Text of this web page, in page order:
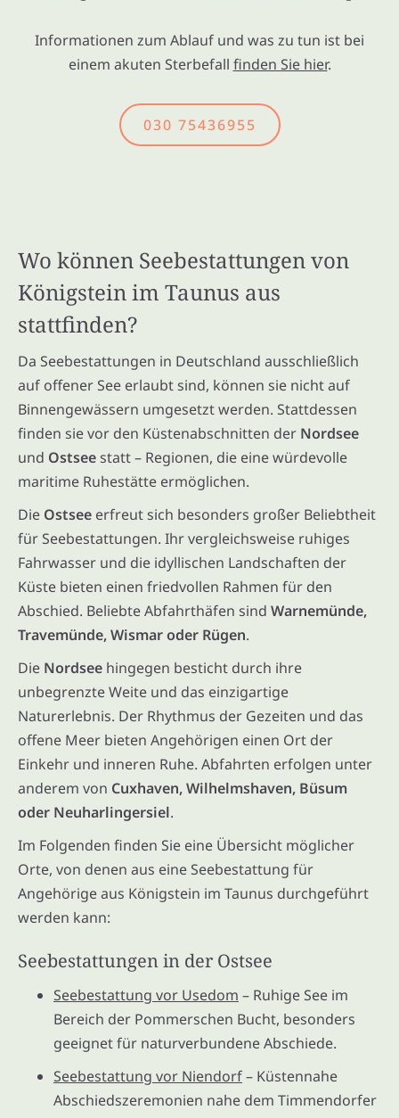
Informationen zum Ablauf und was zu tun ist bei
einem akuten Sterbefall finden Sie hier.
030 75436955
Wo können Seebestattungen von
Königstein im Taunus aus
stattfinden?
Da Seebestattungen in Deutschland ausschließlich
auf offener See erlaubt sind, können sie nicht auf
Binnengewässern umgesetzt werden. Stattdessen
finden sie vor den Küstenabschnitten der Nordsee
und Ostseestatt – Regionen, die eine würdevolle
maritime Ruhestätte ermöglichen.
Die Ostsee erfreut sich besonders großer Beliebtheit
für Seebestattungen. Ihr vergleichsweise ruhiges
Fahrwasser und die idyllischen Landschaften der
Küste bieten einen friedvollen Rahmen für den
Abschied. Beliebte Abfahrthäfen sind Warnemünde,
Travemünde, Wismar oder Rügen.
Die Nordsee hingegen besticht durch ihre
unbegrenzte Weite und das einzigartige
Naturerlebnis. Der Rhythmus der Gezeiten und das
offene Meer bieten Angehörigen einen Ort der
Einkehr und inneren Ruhe. Abfahrten erfolgen unter
anderem von Cuxhaven, Wilhelmshaven, Büsum
oder Neuharlingersiel.
Im Folgenden finden Sie eine Übersicht möglicher
Orte, von denen aus eine Seebestattung für
Angehörige aus Königstein im Taunus durchgeführt
werden kann:
Seebestattungen in der Ostsee
Seebestattung vor Usedom – Ruhige See im
Bereich der Pommerschen Bucht, besonders
geeignet für naturverbundene Abschiede.
Seebestattung vor Niendorf– Küstennahe
Abschiedszeremonien nahe dem Timmendorfer